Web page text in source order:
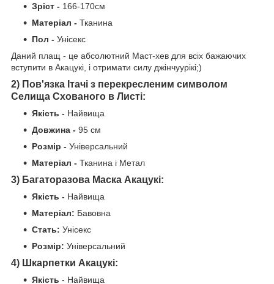
Зріст - 166-170см
Матеріал - Тканина
Пол - Унісекс
Даний плащ - це абсолютний Маст-хев для всіх бажаючих
вступити в Акацукі, і отримати силу джінчуурікі;)
2) Пов'язка Ітачі з перекресленим символом
Селища Схованого в Листі:
Якість - Найвища
Довжина - 95 см
Розмір - Універсальний
Матеріал - Тканина і Метал
3) Багаторазова Маска Акацукі:
Якість - Найвища
Матеріал: Бавовна
Стать: Унісекс
Розмір: Універсальний
4) Шкарпетки Акацукі:
Якість - Найвища